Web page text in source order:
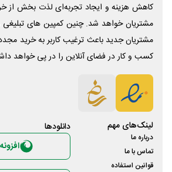
کاهش هزینه و ایجاد تجربه‌ای لذت بخش از
مشتریان خواهد شد. چنین کمپین های
مشتریان جدید باعث ترغیب کاربر به خرید
کسب و کار در فضای آنلاین را در پی خواهد
لینک‌های مهم
درباره ما
تماس با ما
قوانین استفاده
دانلود‌ها